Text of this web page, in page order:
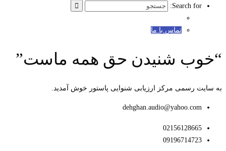
Search for:
تماس با ما
“خوب شنیدن حق همه ماست”
به سایت رسمی مرکز ارزیابی شنوایی پاستور خوش آمدید.
dehghan.audio@yahoo.com
02156128665
09196714723